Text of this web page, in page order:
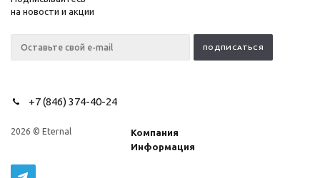
на новости и акции
+7 (846) 374-40-24
2026 © Eternal
Компания
Информация